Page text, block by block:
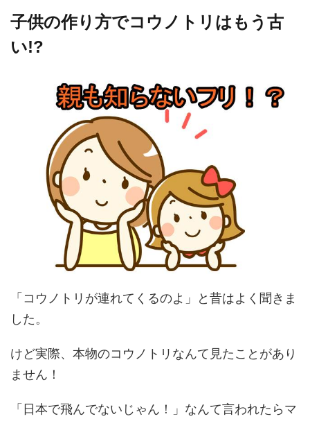
子供の作り方でコウノトリはもう古
い!?
「コウノトリが連れてくるのよ」と昔はよく聞きま
した。
けど実際、本物のコウノトリなんて見たことがあり
ません！
「日本で飛んでないじゃん！」なんて言われたらマ